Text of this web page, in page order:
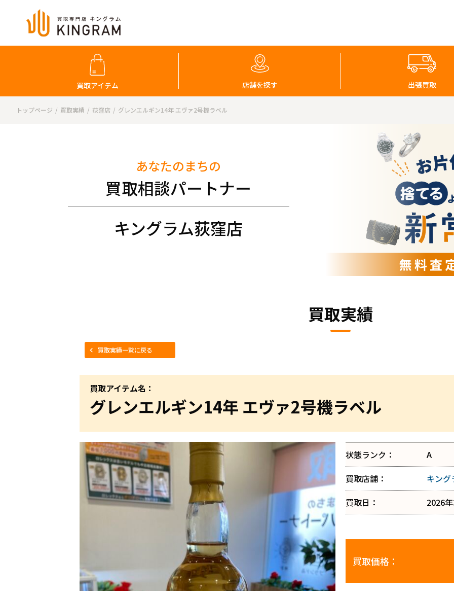
買取アイテム 店舗を探す 出張買取
トップページ 買取実績 荻窪店 グレンエルギン14年 エヴァ2号機ラベル
キングラム荻窪店
あなたのまちの
買取相談パートナー
買取実績
買取実績一覧に戻る
買取アイテム名：
グレンエルギン14年 エヴァ2号機ラベル
状態ランク：
A
買取店舗：
キング
買取日：
2026
買取価格：